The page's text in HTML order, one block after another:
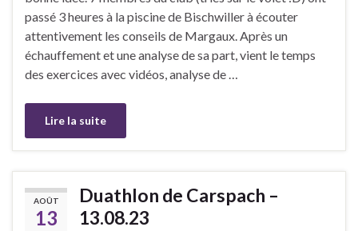
passé 3 heures à la piscine de Bischwiller à écouter
attentivement les conseils de Margaux. Après un
échauffement et une analyse de sa part, vient le temps
des exercices avec vidéos, analyse de …
Lire la suite
AOÛT
13
Duathlon de Carspach –
13.08.23